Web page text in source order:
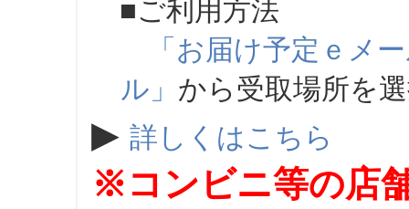
■ご利用方法
「お届け予定ｅメ
ル」 から受取場所を
▶ 詳しくはこちら
※コンビニ等の店